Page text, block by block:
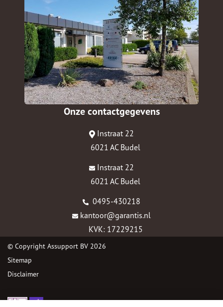
Onze contactgegevens
Instraat 22
6021 AC Budel
Instraat 22
6021 AC Budel
0495-430218
kantoor@garantis.nl
KVK: 17229215
© Copyright Assupport BV 2026
Sitemap
Disclaimer